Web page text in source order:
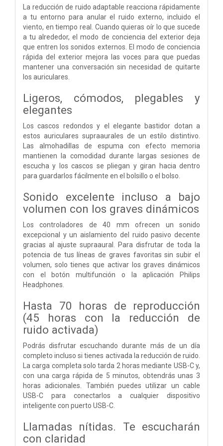
La reducción de ruido adaptable reacciona rápidamente
a tu entorno para anular el ruido externo, incluido el
viento, en tiempo real. Cuando quieras oír lo que sucede
a tu alrededor, el modo de conciencia del exterior deja
que entren los sonidos externos. El modo de conciencia
rápida del exterior mejora las voces para que puedas
mantener una conversación sin necesidad de quitarte
los auriculares.
Ligeros, cómodos, plegables y
elegantes
Los cascos redondos y el elegante bastidor dotan a
estos auriculares supraaurales de un estilo distintivo.
Las almohadillas de espuma con efecto memoria
mantienen la comodidad durante largas sesiones de
escucha y los cascos se pliegan y giran hacia dentro
para guardarlos fácilmente en el bolsillo o el bolso.
Sonido excelente incluso a bajo
volumen con los graves dinámicos
Los controladores de 40 mm ofrecen un sonido
excepcional y un aislamiento del ruido pasivo decente
gracias al ajuste supraaural. Para disfrutar de toda la
potencia de tus líneas de graves favoritas sin subir el
volumen, solo tienes que activar los graves dinámicos
con el botón multifunción o la aplicación Philips
Headphones.
Hasta 70 horas de reproducción
(45 horas con la reducción de
ruido activada)
Podrás disfrutar escuchando durante más de un día
completo incluso si tienes activada la reducción de ruido.
La carga completa solo tarda 2 horas mediante USB-C y,
con una carga rápida de 5 minutos, obtendrás unas 3
horas adicionales. También puedes utilizar un cable
USB-C para conectarlos a cualquier dispositivo
inteligente con puerto USB-C.
Llamadas nítidas. Te escucharán
con claridad